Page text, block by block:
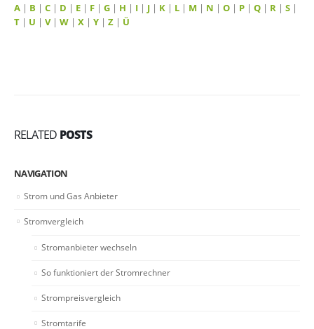
A | B | C | D | E | F | G | H | I | J | K | L | M | N | O | P | Q | R | S |
T | U | V| W | X | Y | Z | Ü
RELATED POSTS
NAVIGATION
Strom und Gas Anbieter
Stromvergleich
Stromanbieter wechseln
So funktioniert der Stromrechner
Strompreisvergleich
Stromtarife